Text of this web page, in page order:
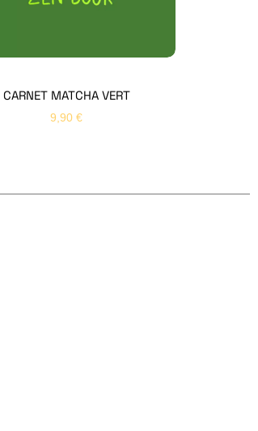
CARNET MATCHA VERT
9,90 €
Prénom*